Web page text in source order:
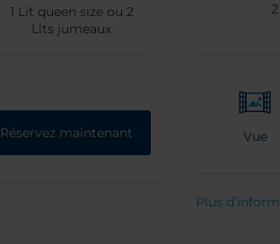
1 Lit queen size ou 2
Lits jumeaux
Réservez maintenant
2
Vue
Plus